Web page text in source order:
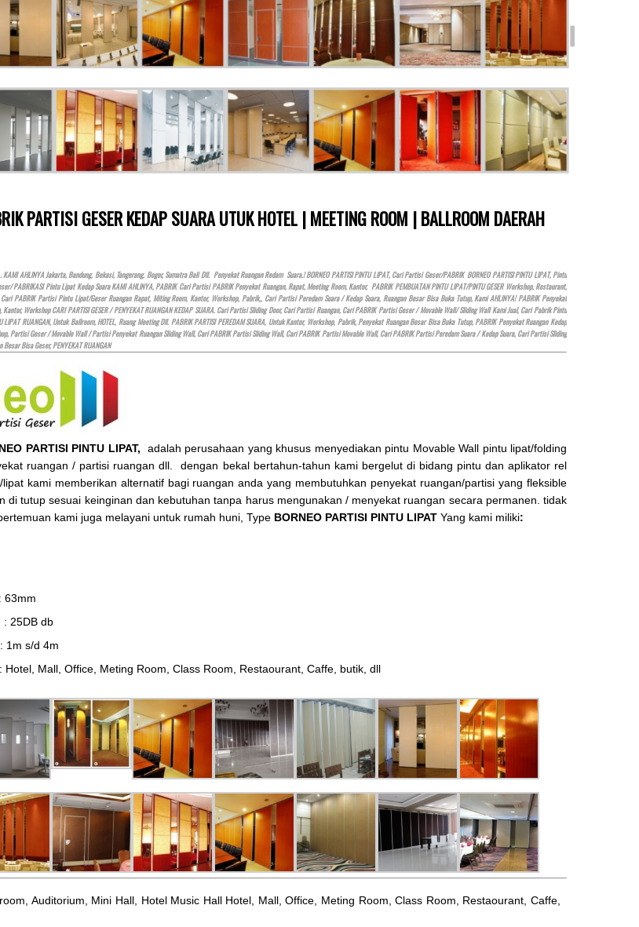
PARTISI GESER KEDAP SUARA UTUK HOTEL | MEETING ROOM | BALLROOM DAERAH
KAMI AHLINYA Jakarta, Bandung, Bekasi, Tangerang, Bogor, Sumatra Bali Dll. Penyekat Ruangan Redam Suara.! BORNEO PARTISI PINTU LIPAT, Cari Partisi Geser/PABRIK BORNEO PARTISI PINTU LIPAT, Pintu
PABRIKASI Pintu Lipat Kedap Suara KAMI AHLINYA, PABRIK Cari Partisi PABRIK Penyekat Ruangan, Rapat, Meeting Room, Kantor, PABRIK PEMBUATAN PINTU LIPAT/PINTU GESER Workshop, Restaurant,
PABRIK Partisi Pintu Lipat/Geser Ruangan Rapat, Miting Room, Kantor, Workshop, Pabrik,, Cari Partisi Peredam Suara / Kedap Suara, Ruangan Besar Bisa Buka Tutup, Kami AHLINYA! PABRIK Penyekat
Workshop CARI PARTISI GESER / PENYEKAT RUANGAN KEDAP SUARA. Cari Partisi Sliding Door, Cari Partisi Ruangan, Cari PABRIK Partisi Geser / Movable Wall/ Sliding Wall Kami Jual, Cari Pabrik Pintu
LIPAT RUANGAN, Untuk Ballroom, HOTEL, Ruang Meeting Dll. PABRIK PARTISI PEREDAM SUARA, Untuk Kantor, Workshop, Pabrik, Penyekat Ruangan Besar Bisa Buka Tutup, PABRIK Penyekat Ruangan Kedap
Partisi Geser / Movable Wall / Partisi Penyekat Ruangan Sliding Wall, Cari PABRIK Partisi Sliding Wall, Cari PABRIK Partisi Movable Wall, Cari PABRIK Partisi Peredam Suara / Kedap Suara, Cari Partisi Sliding
Bisa Geser, PENYEKAT RUANGAN
PARTISI PINTU LIPAT, adalah perusahaan yang khusus menyediakan pintu Movable Wall pintu lipat/folding
ruangan / partisi ruangan dll. dengan bekal bertahun-tahun kami bergelut di bidang pintu dan aplikator rel
kami memberikan alternatif bagi ruangan anda yang membutuhkan penyekat ruangan/partisi yang fleksible
di tutup sesuai keinginan dan kebutuhan tanpa harus mengunakan / menyekat ruangan secara permanen. tidak
kami juga melayani untuk rumah huni, Type BORNEO PARTISI PINTU LIPAT Yang kami miliki:
db
s/d 4m
Mall, Office, Meting Room, Class Room, Restaourant, Caffe, butik, dll
Auditorium, Mini Hall, Hotel Music Hall Hotel, Mall, Office, Meting Room, Class Room, Restaourant, Caffe,